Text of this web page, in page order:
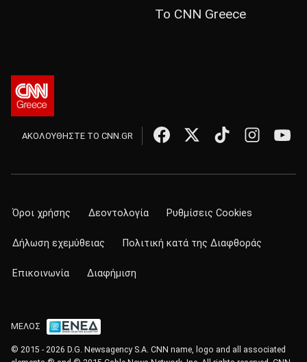
Το CNN Greece
ΑΚΟΛΟΥΘΗΣΤΕ ΤΟ CNN.GR
Όροι χρήσης Δεοντολογία Ρυθμίσεις Cookies
Δήλωση εχεμύθειας Πολιτική κατά της Διαφθοράς
Επικοινωνία Διαφήμιση
ΜΕΛΟΣ
© 2015 - 2026 D.G. Newsagency S.A. CNN name, logo and all associated